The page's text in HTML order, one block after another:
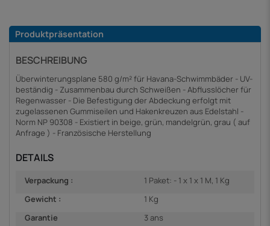
Produktpräsentation
BESCHREIBUNG
Überwinterungsplane 580 g/m² für Havana-Schwimmbäder - UV-
beständig - Zusammenbau durch Schweißen - Abflusslöcher für
Regenwasser - Die Befestigung der Abdeckung erfolgt mit
zugelassenen Gummiseilen und Hakenkreuzen aus Edelstahl -
Norm NP 90308 - Existiert in beige, grün, mandelgrün, grau ( auf
Anfrage ) - Französische Herstellung
DETAILS
Verpackung :
1 Paket: - 1 x 1 x 1 M, 1 Kg
Gewicht :
1 Kg
Garantie
3 ans